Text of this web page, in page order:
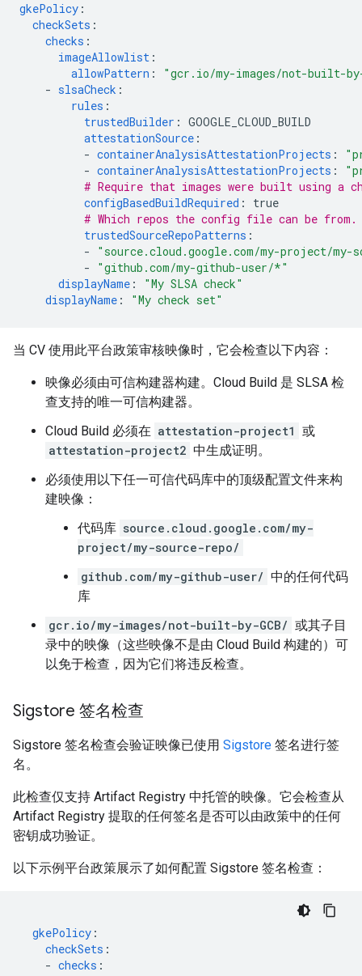
gkePolicy :
checkSets :
checks :
imageAllowlist :
allowPattern :
"gcr.io/my-images/not-built-
- slsaCheck :
rules :
trustedBuilder : GOOGLE_CLOUD_BUILD
attestationSource :
- containerAnalysisAttestationProjects :
- containerAnalysisAttestationProjects :
# Require that images were built using a
configBasedBuildRequired :
true
# Which repos the config file can be from.
trustedSourceRepoPatterns :
-
"source.cloud.google.com/my-project/my-
-
"github.com/my-github-user/*"
displayName : "My SLSA check"
displayName : "My check set"
当 CV 使用此平台政策审核映像时，它会检查以下内容：
映像必须由可信构建器构建。Cloud Build 是 SLSA 检
查支持的唯一可信构建器。
Cloud Build 必须在 attestation-project1 或
attestation-project2 中生成证明。
必须使用以下任一可信代码库中的顶级配置文件来构
建映像：
代码库 source.cloud.google.com/my-
project/my-source-repo/
github.com/my-github-user/ 中的任何代码
库
gcr.io/my-images/not-built-by-GCB/ 或其子目
录中的映像（这些映像不是由 Cloud Build 构建的）可
以免于检查，因为它们将违反检查。
Sigstore 签名检查
Sigstore 签名检查会验证映像已使用 Sigstore 签名进行签
名。
此检查仅支持 Artifact Registry 中托管的映像。它会检查从
Artifact Registry 提取的任何签名是否可以由政策中的任何
密钥成功验证。
以下示例平台政策展示了如何配置 Sigstore 签名检查：
gkePolicy :
checkSets :
- checks :